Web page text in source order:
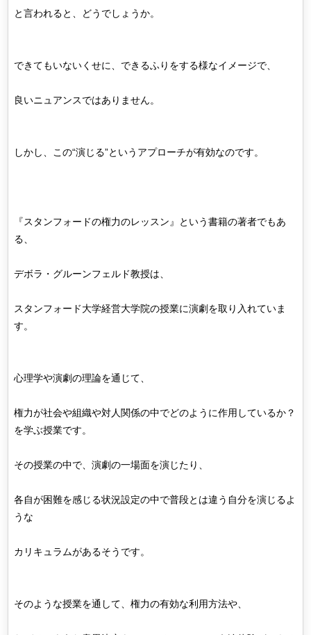
と言われると、どうでしょうか。
できてもいないくせに、できるふりをする様なイメージで、
良いニュアンスではありません。
しかし、この“演じる”というアプローチが有効なのです。
『スタンフォードの権力のレッスン』という書籍の著者でもあ
る、
デボラ・グルーンフェルド教授は、
スタンフォード大学経営大学院の授業に演劇を取り入れていま
す。
心理学や演劇の理論を通じて、
権力が社会や組織や対人関係の中でどのように作用しているか？
を学ぶ授業です。
その授業の中で、演劇の一場面を演じたり、
各自が困難を感じる状況設定の中で普段とは違う自分を演じるよ
うな
カリキュラムがあるそうです。
そのような授業を通して、権力の有効な利用方法や、